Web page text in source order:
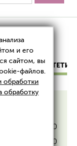
«ТРИАЛ
09:00 — 21:00
09:00 — 21:00
и его
сайтом, вы
файлов.
обработки
обработку